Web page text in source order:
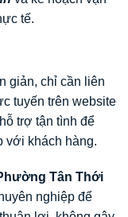
tế.
giản, chỉ cần liên
tuyến trên website
trợ tận tình để
với khách hàng.
Tân Thới
nghiệp để